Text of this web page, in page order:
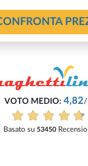
4,82 /5
53450Recensioni